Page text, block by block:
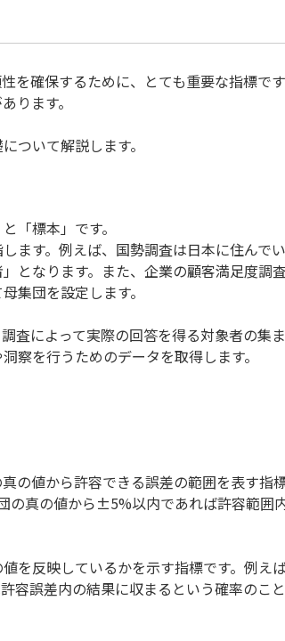
を確保するために、とても重要な指標で
ります。
ついて解説します。
「標本」です。
ます。例えば、国勢調査は日本に住んで
となります。また、企業の顧客満足度調
集団を設定します。
によって実際の回答を得る対象者の集ま
察を行うためのデータを取得します。
の値から許容できる誤差の範囲を表す指
真の値から±5%以内であれば許容範囲
を反映しているかを示す指標です。例え
容誤差内の結果に収まるという確率のこ